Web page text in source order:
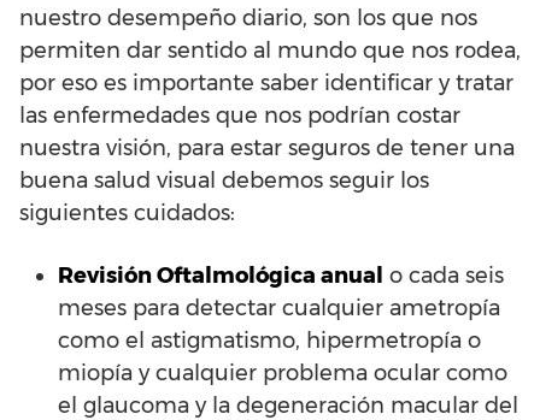
nuestro desempeño diario, son los que nos
permiten dar sentido al mundo que nos rodea,
por eso es importante saber identificar y tratar
las enfermedades que nos podrían costar
nuestra visión, para estar seguros de tener una
buena salud visual debemos seguir los
siguientes cuidados:
Revisión Oftalmológica anual o cada seis
meses para detectar cualquier ametropía
como el astigmatismo, hipermetropía o
miopía y cualquier problema ocular como
el glaucoma y la degeneración macular del